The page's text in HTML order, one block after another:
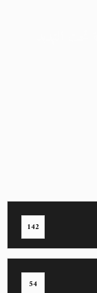
142
54